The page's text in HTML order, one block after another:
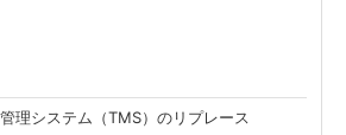
理システム（TMS）のリプレース